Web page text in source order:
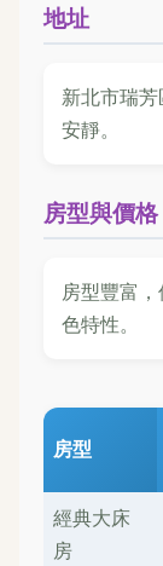
地址
新北市瑞
安靜。
房型與價格
房型豐富
色特性。
房型
經典大床
房